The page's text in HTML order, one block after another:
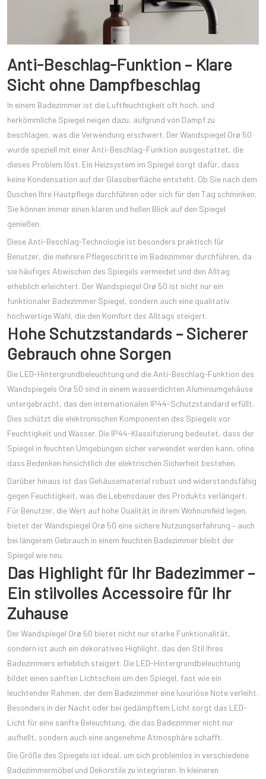
Anti-Beschlag-Funktion – Klare
Sicht ohne Dampfbeschlag
In einem Badezimmer ist die Luftfeuchtigkeit oft hoch, und
herkömmliche Spiegel neigen dazu, aufgrund von Dampf zu
beschlagen, was die Verwendung erschwert. Der Wandspiegel Orø 50
wurde speziell mit einer Anti-Beschlag-Funktion ausgestattet, die
dieses Problem löst. Ein Heizsystem im Spiegel sorgt dafür, dass
keine Kondensation auf der Glasoberfläche entsteht. Ob Sie nach dem
Duschen Ihre Hautpflege durchführen oder sich für den Tag schminken,
Sie können immer einen klaren und hellen Blick auf den Spiegel
genießen.
Diese Anti-Beschlag-Technologie ist besonders praktisch für
Benutzer, die mehrere Pflegeschritte im Badezimmer durchführen, da
sie häufiges Abwischen des Spiegels vermeidet und den Alltag
erheblich erleichtert. Der Wandspiegel Orø 50 ist nicht nur ein
funktionaler Badezimmer Spiegel, sondern auch eine qualitativ
hochwertige Wahl, die den Komfort des Alltags steigert.
Hohe Schutzstandards – Sicherer
Gebrauch ohne Sorgen
Die LED-Hintergrundbeleuchtung und die Anti-Beschlag-Funktion des
Wandspiegels Orø 50 sind in einem wasserdichten Aluminiumgehäuse
untergebracht, das den internationalen IP44-Schutzstandard erfüllt.
Dies schützt die elektronischen Komponenten des Spiegels vor
Feuchtigkeit und Wasser. Die IP44-Klassifizierung bedeutet, dass der
Spiegel in feuchten Umgebungen sicher verwendet werden kann, ohne
dass Bedenken hinsichtlich der elektrischen Sicherheit bestehen.
Darüber hinaus ist das Gehäusematerial robust und widerstandsfähig
gegen Feuchtigkeit, was die Lebensdauer des Produkts verlängert.
Für Benutzer, die Wert auf hohe Qualität in ihrem Wohnumfeld legen,
bietet der Wandspiegel Orø 50 eine sichere Nutzungserfahrung – auch
bei längerem Gebrauch in einem feuchten Badezimmer bleibt der
Spiegel wie neu.
Das Highlight für Ihr Badezimmer –
Ein stilvolles Accessoire für Ihr
Zuhause
Der Wandspiegel Orø 50 bietet nicht nur starke Funktionalität,
sondern ist auch ein dekoratives Highlight, das den Stil Ihres
Badezimmers erheblich steigert. Die LED-Hintergrundbeleuchtung
bildet einen sanften Lichtschein um den Spiegel, fast wie ein
leuchtender Rahmen, der dem Badezimmer eine luxuriöse Note verleiht.
Besonders in der Nacht oder bei gedämpftem Licht sorgt das LED-
Licht für eine sanfte Beleuchtung, die das Badezimmer nicht nur
aufhellt, sondern auch eine angenehme Atmosphäre schafft.
Die Größe des Spiegels ist ideal, um sich problemlos in verschiedene
Badezimmermöbel und Dekorstile zu integrieren. In kleineren